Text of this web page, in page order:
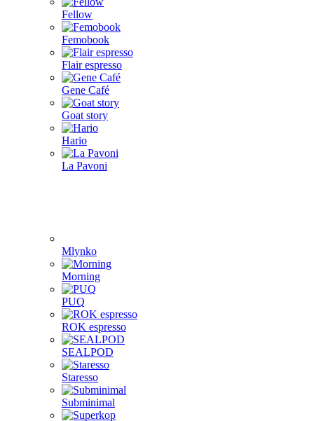
Fellow
Femobook
Flair espresso
Gene Café
Goat story
Hario
La Pavoni
Mlynko
Morning
PUQ
ROK espresso
SEALPOD
Staresso
Subminimal